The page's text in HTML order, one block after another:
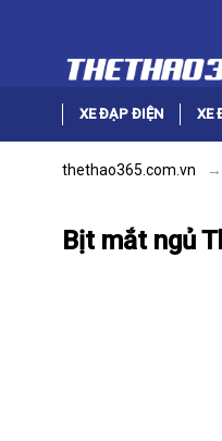
XE ĐẠP ĐIỆN XE
thethao365.com.vn
Bịt mắt ngủ